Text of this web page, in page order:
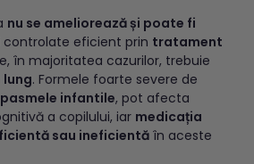
nu se ameliorează și poate fi
controlate eficient prin tratament
în majoritatea cazurilor, trebuie
lung. Formele foarte severe de
infantile, pot afecta
a copilului, iar medicația
sau ineficientă în aceste